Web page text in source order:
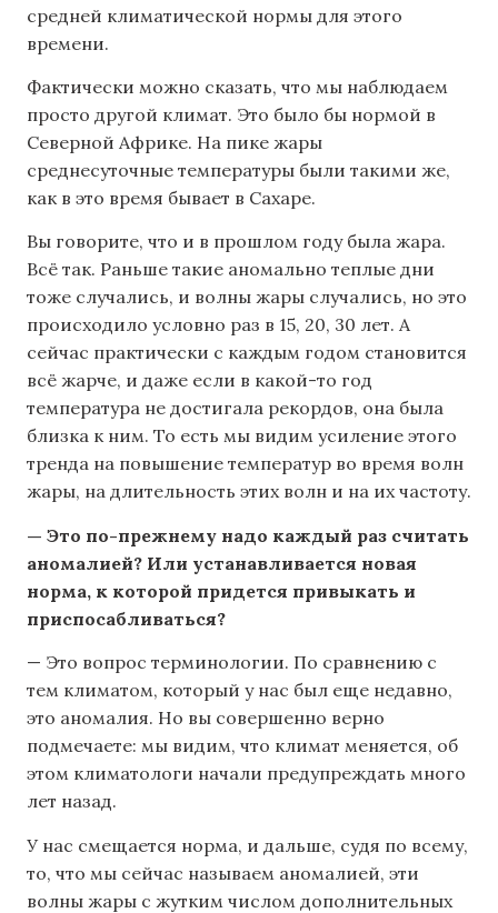
средней климатической нормы для этого
времени.
Фактически можно сказать, что мы наблюдаем
просто другой климат. Это было бы нормой в
Северной Африке. На пике жары
среднесуточные температуры были такими же,
как в это время бывает в Сахаре.
Вы говорите, что и в прошлом году была жара.
Всё так. Раньше такие аномально теплые дни
тоже случались, и волны жары случались, но это
происходило условно раз в 15, 20, 30 лет. А
сейчас практически с каждым годом становится
всё жарче, и даже если в какой-то год
температура не достигала рекордов, она была
близка к ним. То есть мы видим усиление этого
тренда на повышение температур во время волн
жары, на длительность этих волн и на их частоту.
— Это по-прежнему надо каждый раз считать
аномалией? Или устанавливается новая
норма, к которой придется привыкать и
приспосабливаться?
— Это вопрос терминологии. По сравнению с
тем климатом, который у нас был еще недавно,
это аномалия. Но вы совершенно верно
подмечаете: мы видим, что климат меняется, об
этом климатологи начали предупреждать много
лет назад.
У нас смещается норма, и дальше, судя по всему,
то, что мы сейчас называем аномалией, эти
волны жары с жутким числом дополнительных